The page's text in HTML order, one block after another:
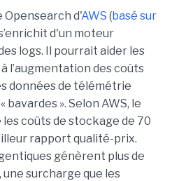
d'AWS (basé sur
d'un moteur
logs. Il pourrait aider les
l’augmentation des coûts
données de télémétrie
». Selon AWS, le
coûts de stockage de 70
rapport qualité-prix.
génèrent plus de
surcharge que les